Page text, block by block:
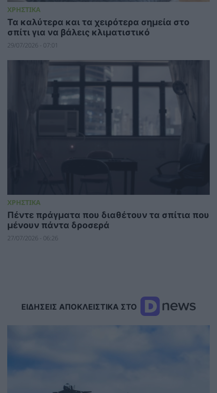
ΧΡΗΣΤΙΚΑ
Τα καλύτερα και τα χειρότερα σημεία στο
σπίτι για να βάλεις κλιματιστικό
29/07/2026 - 07:01
ΧΡΗΣΤΙΚΑ
Πέντε πράγματα που διαθέτουν τα σπίτια που
μένουν πάντα δροσερά
27/07/2026 - 06:26
ΕΙΔΗΣΕΙΣ ΑΠΟΚΛΕΙΣΤΙΚΑ ΣΤΟ